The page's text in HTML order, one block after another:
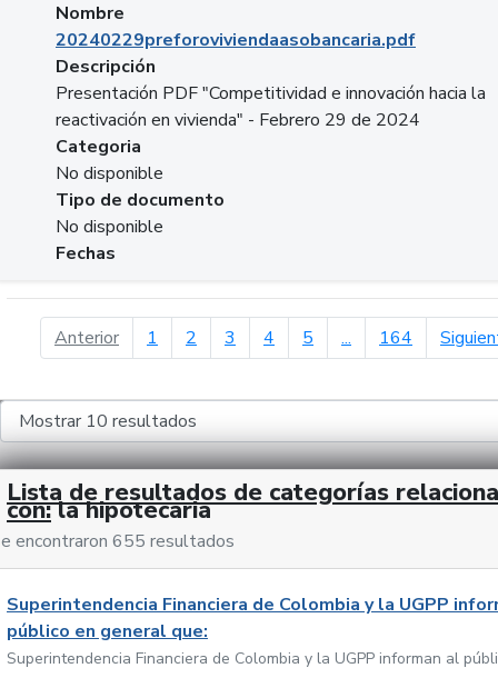
Nombre
20240229preforoviviendaasobancaria.pdf
Descripción
Presentación PDF "Competitividad e innovación hacia la
reactivación en vivienda" - Febrero 29 de 2024
Categoria
No disponible
Tipo de documento
No disponible
Fechas
Anteriorpágina anterior
1 2 3 4 5 ... 164
Lista de resultados de categorías
con: la hipotecaria
encontraron 655 resultados
Superintendencia Financiera de Colombia y la UGPP
público en general que:
Superintendencia Financiera de Colombia y la UGPP informan al